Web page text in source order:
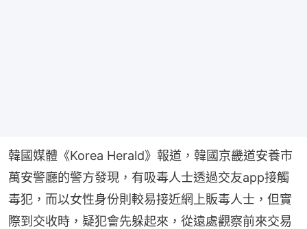
韓國媒體《Korea Herald》報道，韓國京畿道安養市
萬安警廳的警方發現，有吸毒人士透過交友app接觸
毒犯，而以女性身份則較易接近網上販毒人士，但實
際到交收時，疑犯會先躲起來，從遠處觀察前來交易